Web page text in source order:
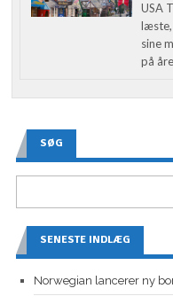
USA
læste,
sine
på
SØG
SENESTE INDLÆG
Norwegian lancerer ny